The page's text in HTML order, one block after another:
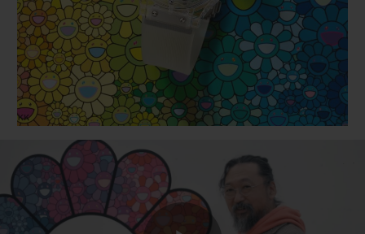
BIG BANG
SUMMER MULTI-
COLORED CERAMIC
PEACH CERAMIC
SPIRIT OF BIG
ESSENTIAL
LIGNE
SERVICES EXCLUSIFS
GARANTIE 5+5
HUBLOTISTA ET EXTENSION DE GARANTIE
DÉLAI DE LIVRAISON